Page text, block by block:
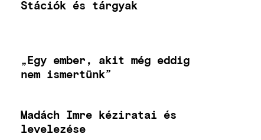
Stációk és tárgyak
„Egy ember, akit még eddig
nem ismertünk”
Madách Imre kéziratai és
levelezése